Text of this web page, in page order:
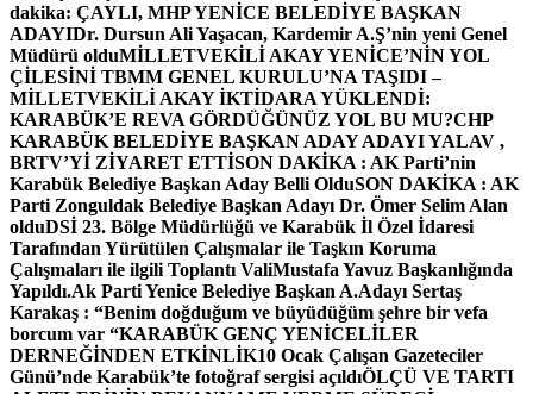
dakika: ÇAYLI, MHP YENİCE BELEDİYE BAŞKAN
ADAYIDr. Dursun Ali Yaşacan, Kardemir A.Ş’nin yeni Genel
Müdürü olduMİLLETVEKİLİ AKAY YENİCE’NİN YOL
ÇİLESİNİ TBMM GENEL KURULU’NA TAŞIDI –
MİLLETVEKİLİ AKAY İKTİDARA YÜKLENDİ:
KARABÜK’E REVA GÖRDÜĞÜNÜZ YOL BU MU?CHP
KARABÜK BELEDİYE BAŞKAN ADAY ADAYI YALAV ,
BRTV’Yİ ZİYARET ETTİSON DAKİKA : AK Parti’nin
Karabük Belediye Başkan Aday Belli OlduSON DAKİKA : AK
Parti Zonguldak Belediye Başkan Adayı Dr. Ömer Selim Alan
olduDSİ 23. Bölge Müdürlüğü ve Karabük İl Özel İdaresi
Tarafından Yürütülen Çalışmalar ile Taşkın Koruma
Çalışmaları ile ilgili Toplantı ValiMustafa Yavuz Başkanlığında
Yapıldı.Ak Parti Yenice Belediye Başkan A.Adayı Sertaş
Karakaş : “Benim doğduğum ve büyüdüğüm şehre bir vefa
borcum var “KARABÜK GENÇ YENİCELİLER
DERNEĞİNDEN ETKİNLİK10 Ocak Çalışan Gazeteciler
Günü’nde Karabük’te fotoğraf sergisi açıldıÖLÇÜ VE TARTI